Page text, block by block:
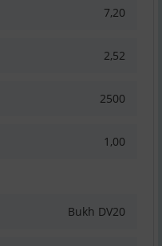
7,20
2,52
2500
1,00
Bukh DV20